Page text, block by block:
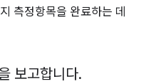
측정항목을 완료하는 데
보고합니다.